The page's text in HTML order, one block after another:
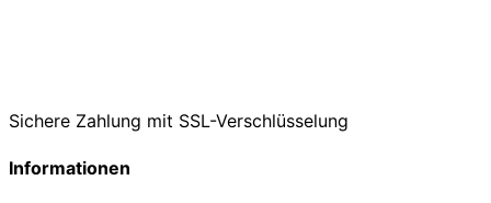
Sichere Zahlung mit SSL-Verschlüsselung
Informationen